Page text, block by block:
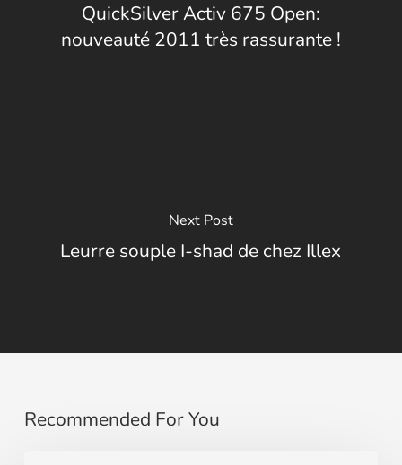
QuickSilver Activ 675 Open:
nouveauté 2011 très rassurante !
Next Post
Leurre souple I-shad de chez Illex
Recommended For You